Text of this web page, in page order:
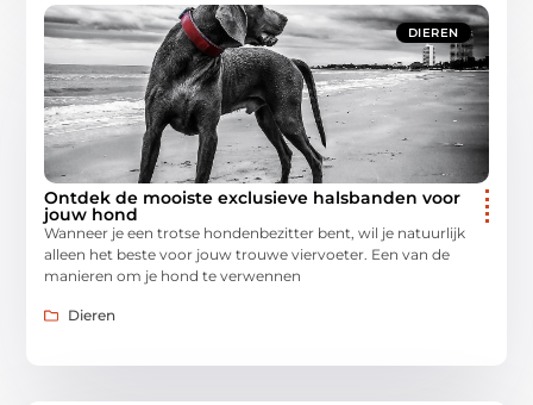
DIEREN
Ontdek de mooiste exclusieve halsbanden voor
jouw hond
Wanneer je een trotse hondenbezitter bent, wil je natuurlijk
alleen het beste voor jouw trouwe viervoeter. Een van de
manieren om je hond te verwennen
Dieren